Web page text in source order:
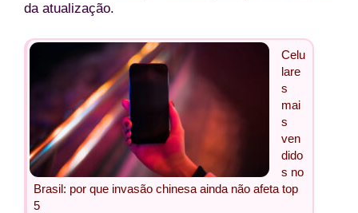
da atualização.
Celu
lare
s
mai
s
ven
dido
s no
Brasil: por que invasão chinesa ainda não afeta top
5